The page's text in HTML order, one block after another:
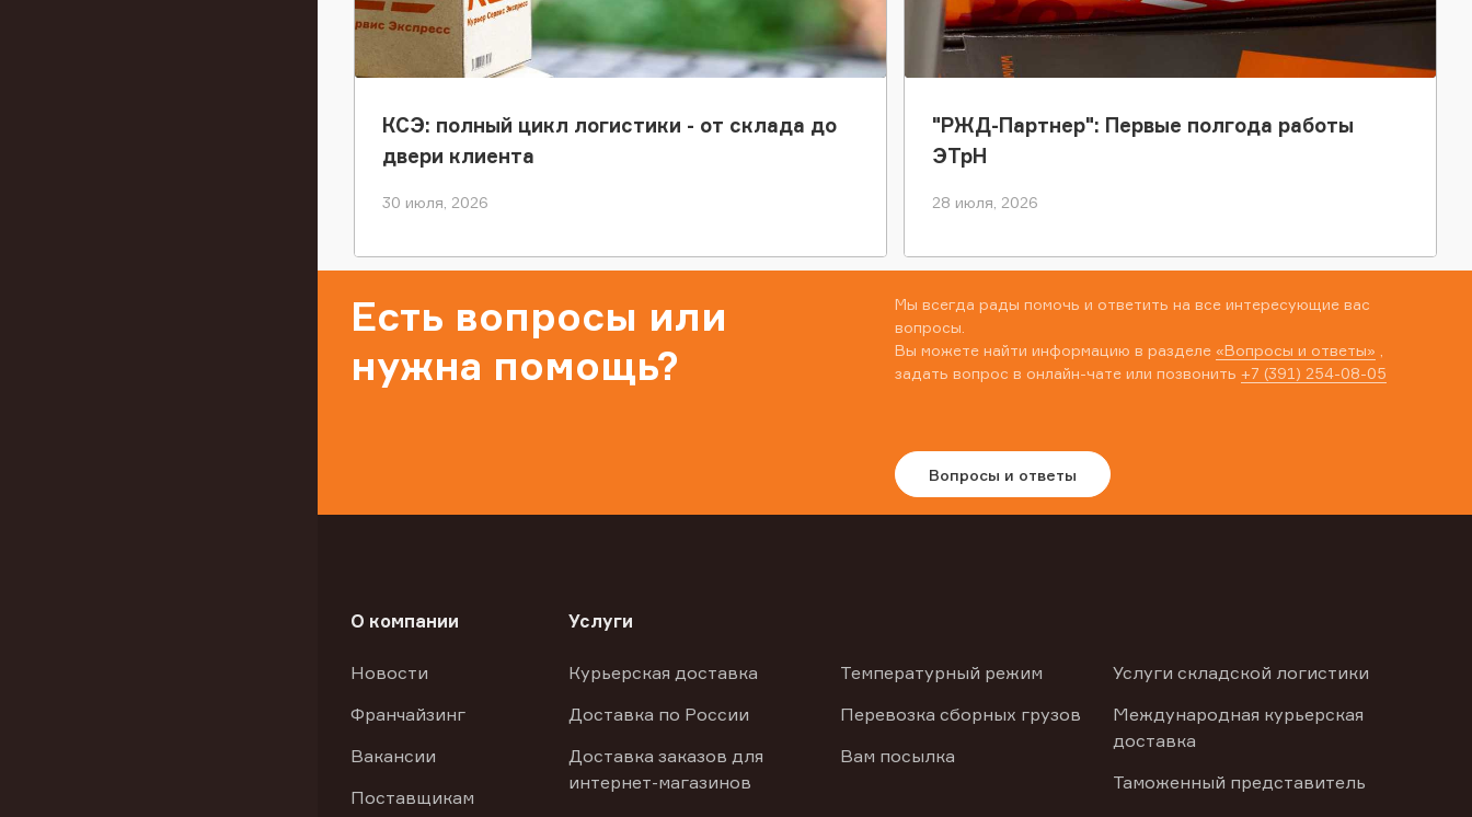
КСЭ: полный цикл логистики - от склада до
двери клиента
30 июля, 2026
"РЖД-Партнер": Первые полгода работы
ЭТрН
28 июля, 2026
Есть вопросы или
нужна помощь?
Мы всегда рады помочь и ответить на все интересующие вас
вопросы.
Вы можете найти информацию в разделе «Вопросы и ответы»
задать вопрос в онлайн-чате или позвонить +7 (391) 254-08-05
Вопросы и ответы
О компании
Новости
Франчайзинг
Вакансии
Поставщикам
Услуги
Курьерская доставка
Доставка по России
Доставка заказов для
интернет-магазинов
Температурный режим
Перевозка сборных грузов
Вам посылка
Услуги складской логистики
Международная курьерская
доставка
Таможенный представитель